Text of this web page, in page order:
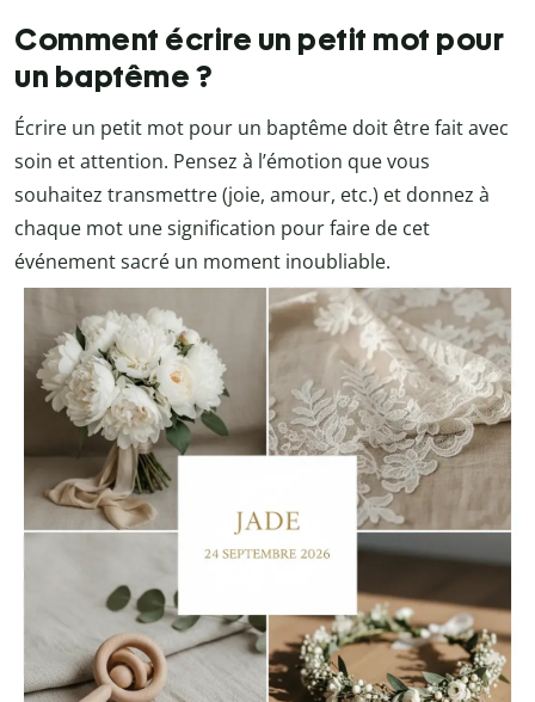
Comment écrire un petit mot pour
un baptême ?
Écrire un petit mot pour un baptême doit être fait avec
soin et attention. Pensez à l’émotion que vous
souhaitez transmettre (joie, amour, etc.) et donnez à
chaque mot une signification pour faire de cet
événement sacré un moment inoubliable.